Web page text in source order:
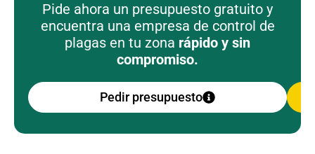
Pide ahora un presupuesto gratuito y
encuentra una empresa de control de
plagas en tu zona rápido y sin
compromiso.
Pedir presupuesto